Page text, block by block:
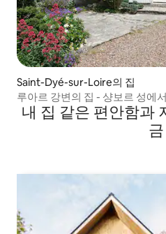
Saint-Dyé-sur-Loire의 집
루아르 강변의 집 - 샹보르 성에
내 집 같은 편안함과
금